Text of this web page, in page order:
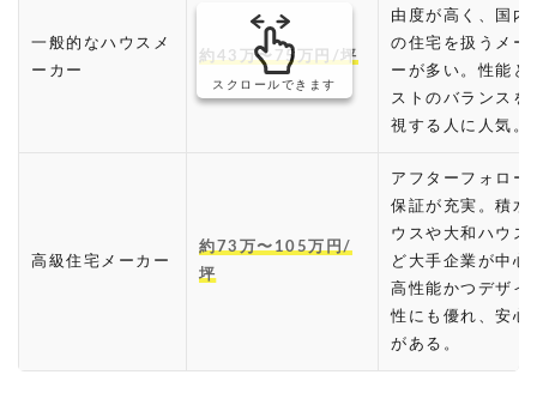
一般的なハウスメ
ーカー
約43万〜75万円/坪
由度が高く、国内
の住宅を扱うメー
ーが多い。性能と
ストのバランスを
視する人に人気。
高級住宅メーカー
約73万〜105万円/
坪
アフターフォロー
保証が充実。積水
ウスや大和ハウス
ど大手企業が中心
高性能かつデザイ
性にも優れ、安心
がある。
スクロールできます